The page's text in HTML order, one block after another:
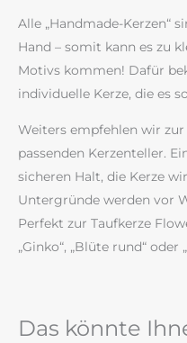
Alle „Handmade-Kerzen“
Hand – somit kann es zu
Motivs kommen! Dafür
individuelle Kerze, die es
Weiters empfehlen wir
passenden Kerzenteller.
sicheren Halt, die Kerze
Untergründe werden vor
Perfekt zur Taufkerze
„Ginko“, „Blüte rund“ oder
Das könnte